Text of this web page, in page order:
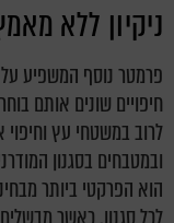
ניקיון ללא
פרמטר נוסף המשפיע
חיפויים שונים אותם
לרוב במשטחי עץ
ובמטבחים בסגנון
הוא הפרקטי ביותר